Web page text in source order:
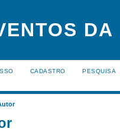
DA
CADASTRO
PESQUISA